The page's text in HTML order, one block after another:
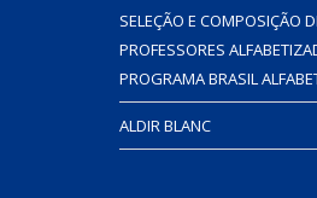
SELEÇÃO E COMPOSIÇÃO
PROFESSORES
PROGRAMA BRASIL
ALDIR BLANC